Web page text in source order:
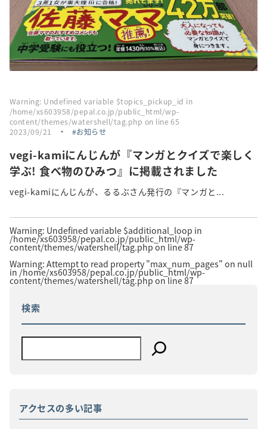
SNSアカウント
Warning: Undefined variable $topics_pickup_id in
/home/xs603958/pepal.co.jp/public_html/wp-
content/themes/watershell/tag.php on line65
2023/09/21
・ お知らせ
vegi-kamiにんじんが『マンガとクイズで楽しく
学ぶ! 食べ物のひみつ』に掲載されました
vegi-kamiにんじんが、るるぶさん発行の『マンガと...
Warning: Undefined variable $additional_loop in
/home/xs603958/pepal.co.jp/public_html/wp-
content/themes/watershell/tag.phpon line87
Warning: Attempt to read property "max_num_pages" on null
in /home/xs603958/pepal.co.jp/public_html/wp-
content/themes/watershell/tag.php on line87
検索
アクセスの多い記事